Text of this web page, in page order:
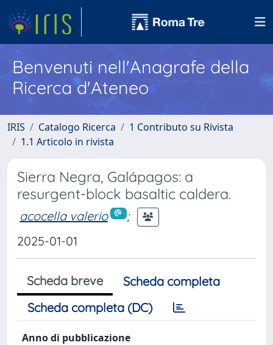
Benvenuti nell'Anagrafe della
Ricerca d'Ateneo
IRIS Catalogo Ricerca
1 Contributo su Rivista
1.1 Articolo in rivista
Sierra Negra, Galápagos: a
resurgent-block basaltic caldera.
acocella valerio
;
2025-01-01
Scheda breve
Scheda completa
Scheda completa (DC)
Anno di pubblicazione